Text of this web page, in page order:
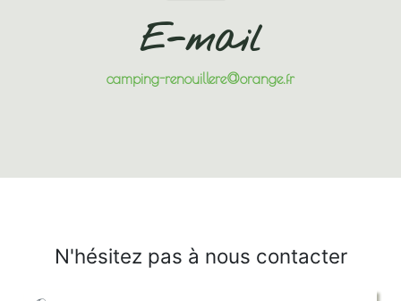
E-mail
camping-renouillere@orange.fr
N'hésitez pas à nous contacter